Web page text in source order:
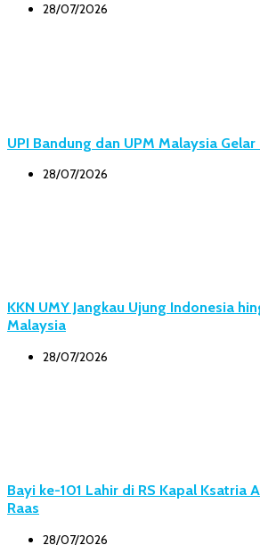
28/07/2026
UPI Bandung dan UPM Malaysia
28/07/2026
KKN UMY Jangkau Ujung Indonesia
Malaysia
28/07/2026
Bayi ke-101 Lahir di RS Kapal Ksatria
Raas
28/07/2026